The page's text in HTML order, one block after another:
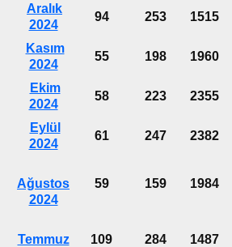
Aralık
2024
94 253 1515
Kasım
2024
55 198 1960
Ekim
2024
58 223 2355
Eylül
2024
61 247 2382
Ağustos
2024
59 159 1984
Temmuz
109 284 1487